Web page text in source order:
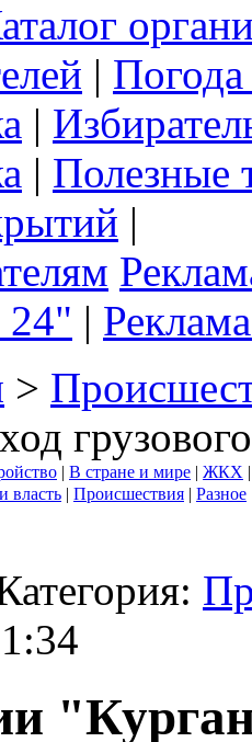
|
|
| Полезные
|
|
>
| В стране и мире | ЖКХ
власть | Происшествия | Разное